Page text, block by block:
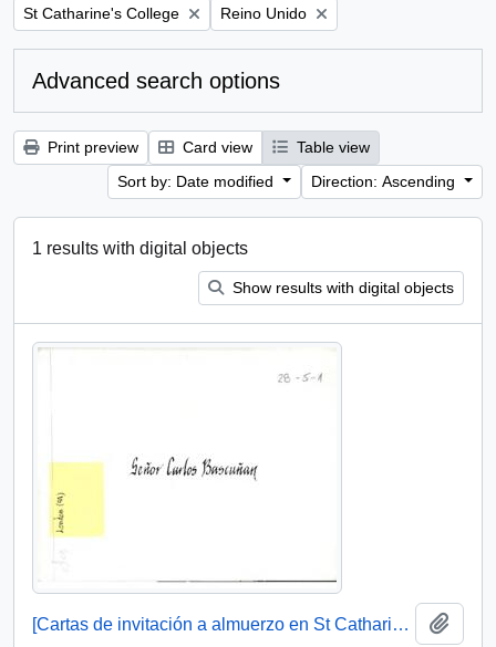
Remove filter:
St Catharine's College Remove filter:
Reino Unido
Advanced search options
Print preview Card view
Table view
Sort by: Date modified
Direction: Ascending
1 results with digital objects
Show results with digital objects
[Cartas de invitación a almuerzo en St Catharine's College, Cambridge].